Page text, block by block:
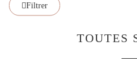
TOUTES
Filtrer